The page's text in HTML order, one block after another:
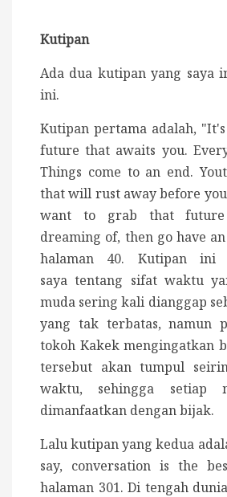
Kutipan
Ada dua kutipan yang saya
ini.
Kutipan pertama adalah,
future that awaits you.
Things come to an end.
that will rust away before
want to grab that future
dreaming of, then go have
halaman 40. Kutipan ini
saya tentang sifat waktu
muda sering kali dianggap
yang tak terbatas, namun
tokoh Kakek mengingatkan
tersebut akan tumpul
waktu, sehingga setiap
dimanfaatkan dengan bijak.
Lalu kutipan yang kedua
say, conversation is the
halaman 301. Di tengah